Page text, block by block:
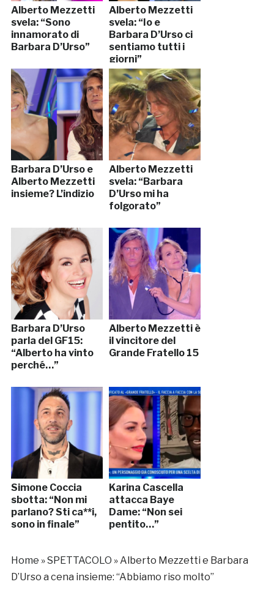
Alberto Mezzetti
svela: “Sono
innamorato di
Barbara D’Urso”
Alberto Mezzetti
svela: “Io e
Barbara D’Urso ci
sentiamo tutti i
giorni”
Barbara D’Urso e
Alberto Mezzetti
insieme? L’indizio
Alberto Mezzetti
svela: “Barbara
D’Urso mi ha
folgorato”
Barbara D’Urso
parla del GF15:
“Alberto ha vinto
perché…”
Alberto Mezzetti è
il vincitore del
Grande Fratello 15
Simone Coccia
sbotta: “Non mi
parlano? Sti ca**i,
sono in finale”
Karina Cascella
attacca Baye
Dame: “Non sei
pentito…”
Home »SPETTACOLO »Alberto Mezzetti e Barbara
D’Urso a cena insieme: “Abbiamo riso molto”